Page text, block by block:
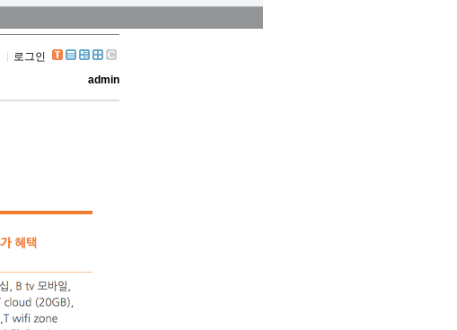
로그인
admin